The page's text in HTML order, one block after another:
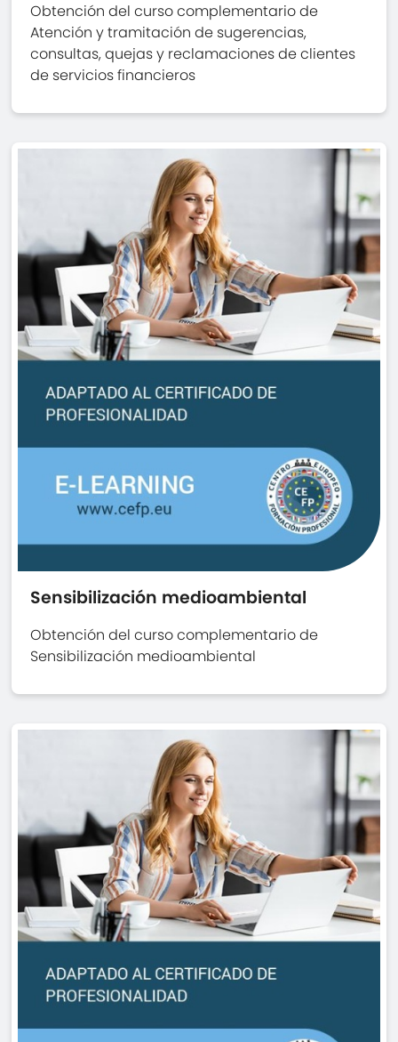
Obtención del curso complementario de
Atención y tramitación de sugerencias,
consultas, quejas y reclamaciones de clientes
de servicios financieros
Sensibilización medioambiental
Obtención del curso complementario de
Sensibilización medioambiental